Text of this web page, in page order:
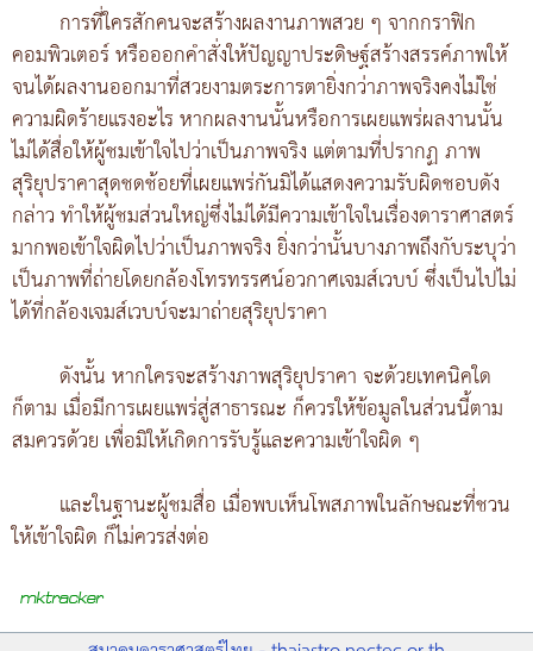
การที่ใครสักคนจะสร้างผลงานภาพสวย ๆ จากกราฟิก
คอมพิวเตอร์ หรือออกคำสั่งให้ปัญญาประดิษฐ์สร้างสรรค์ภาพให้
จนได้ผลงานออกมาที่สวยงามตระการตายิ่งกว่าภาพจริงคงไม่ใช่
ความผิดร้ายแรงอะไร หากผลงานนั้นหรือการเผยแพร่ผลงานนั้น
ไม่ได้สื่อให้ผู้ชมเข้าใจไปว่าเป็นภาพจริง แต่ตามที่ปรากฏ ภาพ
สุริยุปราคาสุดชดช้อยที่เผยแพร่กันมิได้แสดงความรับผิดชอบดัง
กล่าว ทำให้ผู้ชมส่วนใหญ่ซึ่งไม่ได้มีความเข้าใจในเรื่องดาราศาสตร์
มากพอเข้าใจผิดไปว่าเป็นภาพจริง ยิ่งกว่านั้นบางภาพถึงกับระบุว่า
เป็นภาพที่ถ่ายโดยกล้องโทรทรรศน์อวกาศเจมส์เวบบ์ ซึ่งเป็นไปไม่
ได้ที่กล้องเจมส์เวบบ์จะมาถ่ายสุริยุปราคา
ดังนั้น หากใครจะสร้างภาพสุริยุปราคา จะด้วยเทคนิคใด
ก็ตาม เมื่อมีการเผยแพร่สู่สาธารณะ ก็ควรให้ข้อมูลในส่วนนี้ตาม
สมควรด้วย เพื่อมิให้เกิดการรับรู้และความเข้าใจผิด ๆ
และในฐานะผู้ชมสื่อ เมื่อพบเห็นโพสภาพในลักษณะที่ชวน
ให้เข้าใจผิด ก็ไม่ควรส่งต่อ